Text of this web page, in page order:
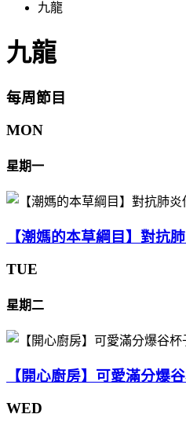
九龍
九龍
每周節目
MON
星期一
【潮媽的本草綱目】對抗
TUE
星期二
【開心廚房】可愛滿分爆
WED